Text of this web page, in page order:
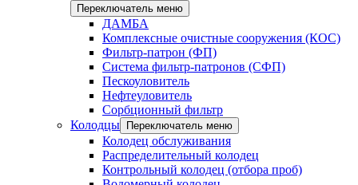
Переключатель меню
ДАМБА
Комплексные очистные сооружения (КОС)
Фильтр-патрон (ФП)
Система фильтр-патронов (СФП)
Пескоуловитель
Нефтеуловитель
Сорбционный фильтр
Колодцы
Переключатель меню
Колодец обслуживания
Распределительный колодец
Контрольный колодец (отбора проб)